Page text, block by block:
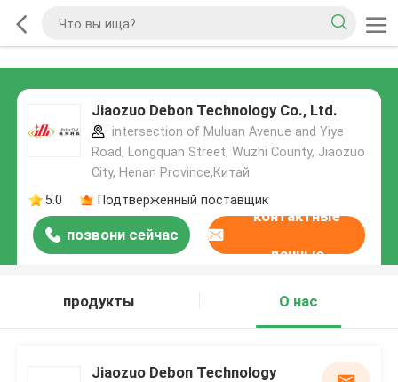
Jiaozuo Debon Technology Co., Ltd.
intersection of Muluan Avenue and Yiye
Road, Longquan Street, Wuzhi County, Jiaozuo
City, Henan Province,Китай
5.0
Подтверженный поставщик
позвони сейчас
контактные
данные
продукты О нас
Jiaozuo Debon Technology